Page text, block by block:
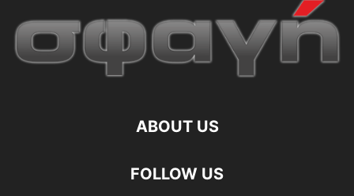
ABOUT US
FOLLOW US